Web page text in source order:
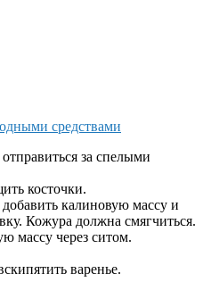
средствами
за спелыми
косточки.
калиновую массу и
Кожура должна смягчиться.
массу через ситом.
варенье.